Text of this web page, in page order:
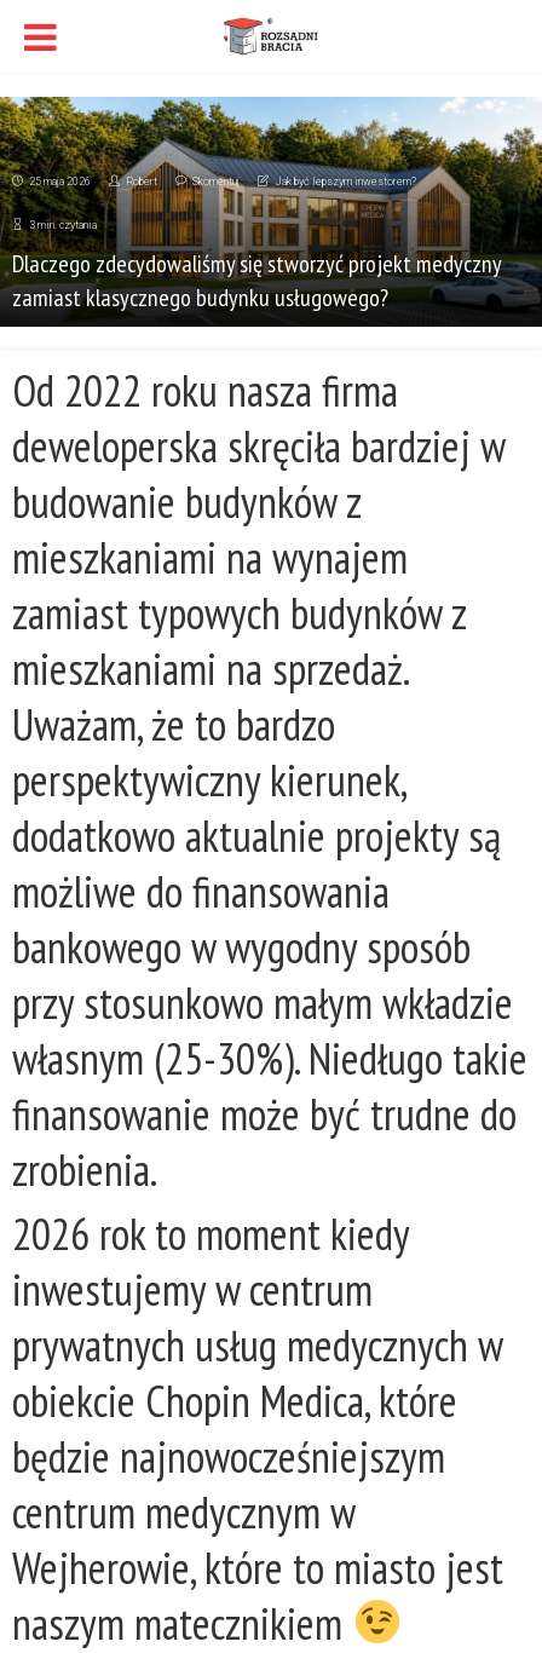
25 maja 2026 Robert Skomentuj Jak być lepszym inwestorem?
3 min. czytania
Dlaczego zdecydowaliśmy się stworzyć projekt medyczny
zamiast klasycznego budynku usługowego?
Od 2022 roku nasza firma
deweloperska skręciła bardziej w
budowanie budynków z
mieszkaniami na wynajem
zamiast typowych budynków z
mieszkaniami na sprzedaż.
Uważam, że to bardzo
perspektywiczny kierunek,
dodatkowo aktualnie projekty są
możliwe do finansowania
bankowego w wygodny sposób
przy stosunkowo małym wkładzie
własnym (25-30%). Niedługo takie
finansowanie może być trudne do
zrobienia.
2026 rok to moment kiedy
inwestujemy w centrum
prywatnych usług medycznych w
obiekcie Chopin Medica, które
będzie najnowocześniejszym
centrum medycznym w
Wejherowie, które to miasto jest
naszym matecznikiem